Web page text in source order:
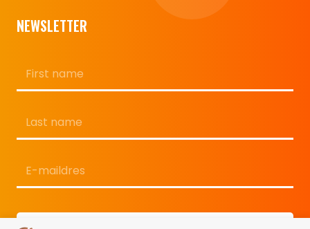
NEWSLETTER
mailadres *